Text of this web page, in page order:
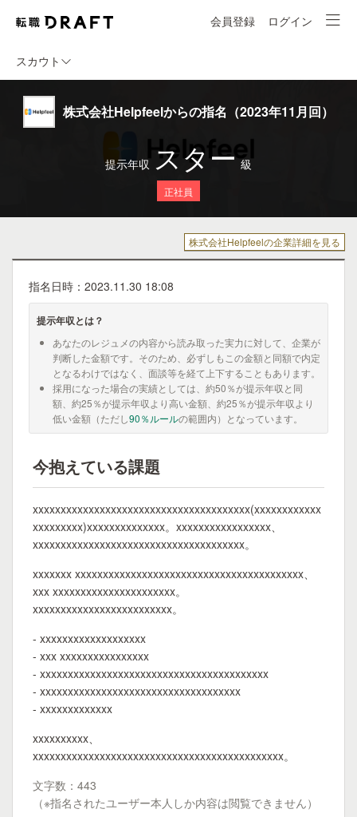
会員登録 ログイン
スカウト
株式会社Helpfeelからの指名（2023年11月回）
提示年収 スター 級
正社員
株式会社Helpfeelの企業詳細を見る
指名日時：2023.11.30 18:08
提示年収とは？
あなたのレジュメの内容から読み取った実力に対して、企業が
判断した金額です。そのため、必ずしもこの金額と同額で内定
となるわけではなく、面談等を経て上下することもあります。
採用になった場合の実績としては、約50％が提示年収と同
額、約25％が提示年収より高い金額、約25％が提示年収より
低い金額（ただし90％ルールの範囲内）となっています。
今抱えている課題
xxxxxxxxxxxxxxxxxxxxxxxxxxxxxxxxxxxxxxx(xxxxxxxxxxxx
xxxxxxxxx)xxxxxxxxxxxxxx。xxxxxxxxxxxxxxxxx、
xxxxxxxxxxxxxxxxxxxxxxxxxxxxxxxxxxxxxx。
xxxxxxx xxxxxxxxxxxxxxxxxxxxxxxxxxxxxxxxxxxxxxxxx、
xxx xxxxxxxxxxxxxxxxxxxxxx。
xxxxxxxxxxxxxxxxxxxxxxxxx。
- xxxxxxxxxxxxxxxxxxx
- xxx xxxxxxxxxxxxxxxx
- xxxxxxxxxxxxxxxxxxxxxxxxxxxxxxxxxxxxxxxxx
- xxxxxxxxxxxxxxxxxxxxxxxxxxxxxxxxxxxx
- xxxxxxxxxxxxx
xxxxxxxxxx、
xxxxxxxxxxxxxxxxxxxxxxxxxxxxxxxxxxxxxxxxxxxxx。
文字数：443
（※指名されたユーザー本人しか内容は閲覧できません）